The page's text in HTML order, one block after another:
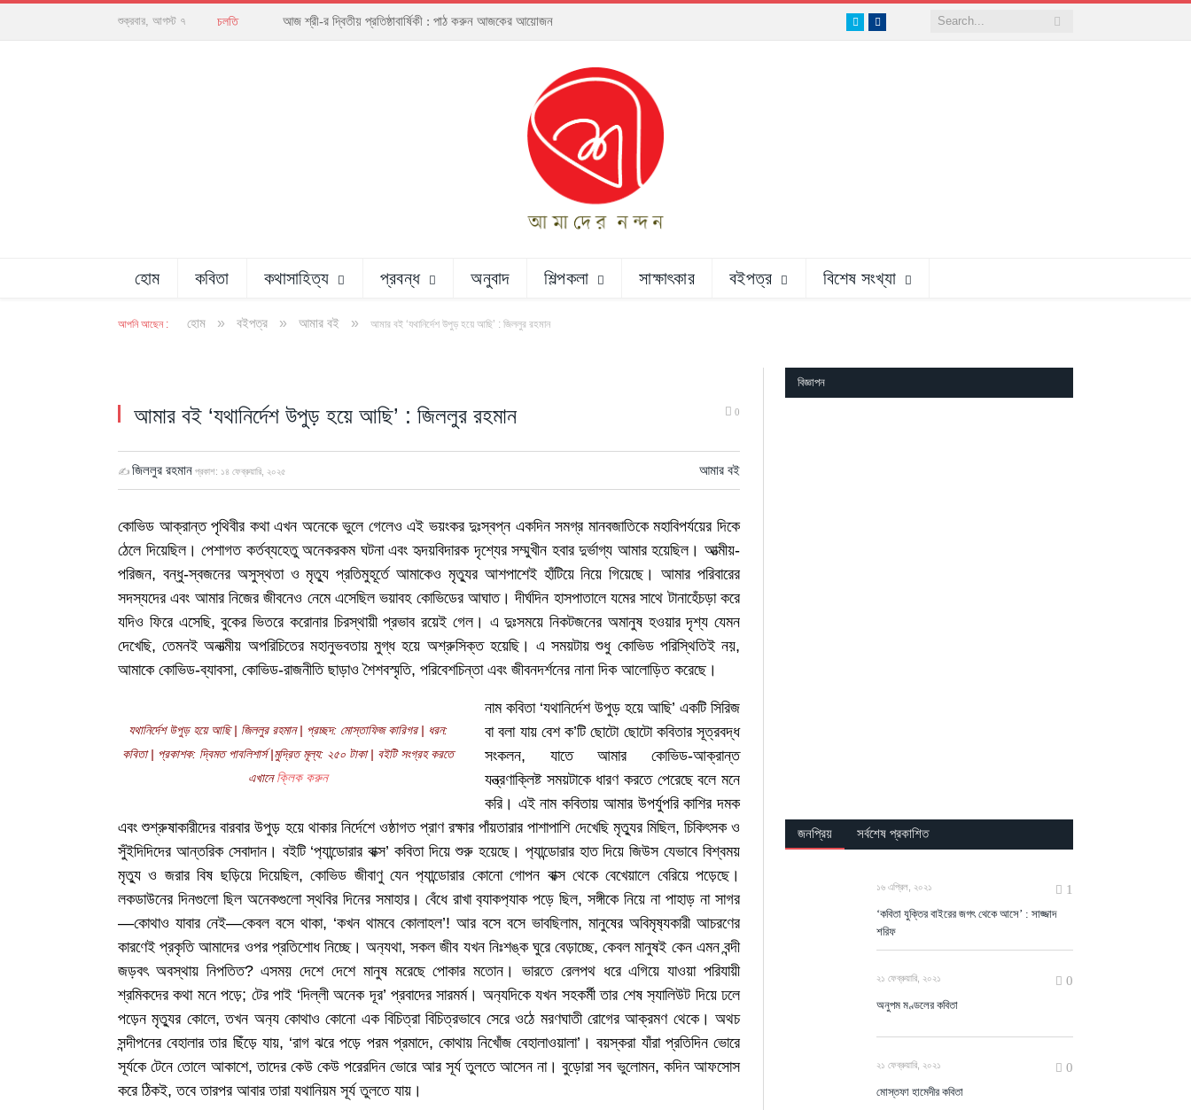
শুক্রবার, আগস্ট ৭ চলতি আজ শ্রী-র দ্বিতীয় প্রতিষ্ঠাবার্ষিকী : পাঠ করুন আজকের আয়োজন TwitterFacebook
হোম কবিতা কথাসাহিত্য প্রবন্ধ অনুবাদ শিল্পকলা সাক্ষাৎকার বইপত্র বিশেষ সংখ্যা
আপনি আছেন : হোম » বইপত্র » আমার বই » আমার বই ‘যথানির্দেশ উপুড় হয়ে আছি’ : জিললুর রহমান
আমার বই ‘যথানির্দেশ উপুড় হয়ে আছি’ : জিললুর রহমান 0
✍ জিললুর রহমান প্রকাশ: ১৪ ফেব্রুয়ারি, ২০২৫ আমার বই
কোভিড আক্রান্ত পৃথিবীর কথা এখন অনেকে ভুলে গেলেও এই ভয়ংকর দুঃস্বপ্ন একদিন সমগ্র মানবজাতিকে মহাবিপর্যয়ের দিকে
ঠেলে দিয়েছিল। পেশাগত কর্তব্যহেতু অনেকরকম ঘটনা এবং হৃদয়বিদারক দৃশ্যের সম্মুখীন হবার দুর্ভাগ্য আমার হয়েছিল। আত্মীয়-
পরিজন, বন্ধু-স্বজনের অসুস্থতা ও মৃত্যু প্রতিমুহূর্তে আমাকেও মৃত্যুর আশপাশেই হাঁটিয়ে নিয়ে গিয়েছে। আমার পরিবারের
সদস্যদের এবং আমার নিজের জীবনেও নেমে এসেছিল ভয়াবহ কোভিডের আঘাত। দীর্ঘদিন হাসপাতালে যমের সাথে টানাহেঁচড়া করে
যদিও ফিরে এসেছি, বুকের ভিতরে করোনার চিরস্থায়ী প্রভাব রয়েই গেল। এ দুঃসময়ে নিকটজনের অমানুষ হওয়ার দৃশ্য যেমন
দেখেছি, তেমনই অনাত্মীয় অপরিচিতের মহানুভবতায় মুগ্ধ হয়ে অশ্রুসিক্ত হয়েছি। এ সময়টায় শুধু কোভিড পরিস্থিতিই নয়,
আমাকে কোভিড-ব্যাবসা, কোভিড-রাজনীতি ছাড়াও শৈশবস্মৃতি, পরিবেশচিন্তা এবং জীবনদর্শনের নানা দিক আলোড়িত করেছে।
যথানির্দেশ উপুড় হয়ে আছি | জিললুর রহমান | প্রচ্ছদ: মোস্তাফিজ কারিগর | ধরন:
কবিতা | প্রকাশক: দ্বিমত পাবলিশার্স |মুদ্রিত মূল্য: ২৫০ টাকা | বইটি সংগ্রহ করতে
এখানেক্লিক করুন
নাম কবিতা ‘যথানির্দেশ উপুড় হয়ে আছি’ একটি সিরিজ
বা বলা যায় বেশ ক’টি ছোটো ছোটো কবিতার সূত্রবদ্ধ
সংকলন, যাতে আমার কোভিড-আক্রান্ত
যন্ত্রণাক্লিষ্ট সময়টাকে ধারণ করতে পেরেছে বলে মনে
করি। এই নাম কবিতায় আমার উপর্যুপরি কাশির দমক
এবং শুশ্রুষাকারীদের বারবার উপুড় হয়ে থাকার নির্দেশে ওষ্ঠাগত প্রাণ রক্ষার পাঁয়তারার পাশাপাশি দেখেছি মৃত‍্যুর মিছিল, চিকিৎসক ও
সুঁইদিদিদের আন্তরিক সেবাদান। বইটি ‘প‍্যান্ডোরার বাক্স’ কবিতা দিয়ে শুরু হয়েছে। প‍্যান্ডোরার হাত দিয়ে জিউস যেভাবে বিশ্বময়
মৃত‍্যু ও জরার বিষ ছড়িয়ে দিয়েছিল, কোভিড জীবাণু যেন প‍্যান্ডোরার কোনো গোপন বাক্স থেকে বেখেয়ালে বেরিয়ে পড়েছে।
লকডাউনের দিনগুলো ছিল অনেকগুলো স্থবির দিনের সমাহার। বেঁধে রাখা ব‍্যাকপ‍্যাক পড়ে ছিল, সঙ্গীকে নিয়ে না পাহাড় না সাগর
—কোথাও যাবার নেই—কেবল বসে থাকা, ‘কখন থামবে কোলাহল’! আর বসে বসে ভাবছিলাম, মানুষের অবিমৃষ‍্যকারী আচরণের
কারণেই প্রকৃতি আমাদের ওপর প্রতিশোধ নিচ্ছে। অন‍্যথা, সকল জীব যখন নিঃশঙ্ক ঘুরে বেড়াচ্ছে, কেবল মানুষই কেন এমন বন্দী
জড়বৎ অবস্থায় নিপতিত? এসময় দেশে দেশে মানুষ মরেছে পোকার মতোন। ভারতে রেলপথ ধরে এগিয়ে যাওয়া পরিযায়ী
শ্রমিকদের কথা মনে পড়ে; টের পাই ‘দিল্লী অনেক দূর’ প্রবাদের সারমর্ম। অন‍্যদিকে যখন সহকর্মী তার শেষ স‍্যালিউট দিয়ে ঢলে
পড়েন মৃত‍্যুর কোলে, তখন অন‍্য কোথাও কোনো এক বিচিত্রা বিচিত্রভাবে সেরে ওঠে মরণঘাতী রোগের আক্রমণ থেকে। অথচ
সন্দীপনের বেহালার তার ছিঁড়ে যায়, ‘রাগ ঝরে পড়ে পরম প্রমাদে, কোথায় নিখোঁজ বেহালাওয়ালা’। বয়স্করা যাঁরা প্রতিদিন ভোরে
সূর্যকে টেনে তোলে আকাশে, তাদের কেউ কেউ পরেরদিন ভোরে আর সূর্য তুলতে আসেন না। বুড়োরা সব ভুলোমন, কদিন আফসোস
করে ঠিকই, তবে তারপর আবার তারা যথানিয়ম সূর্য তুলতে যায়।
বিজ্ঞাপন
জনপ্রিয় সর্বশেষ প্রকাশিত
১৬ এপ্রিল, ২০২১ 1
‘কবিতা যুক্তির বাইরের জগৎ থেকে আসে’ : সাজ্জাদ
শরিফ
২১ ফেব্রুয়ারি, ২০২১ 0
অনুপম মণ্ডলের কবিতা
২১ ফেব্রুয়ারি, ২০২১ 0
মোস্তফা হামেদীর কবিতা